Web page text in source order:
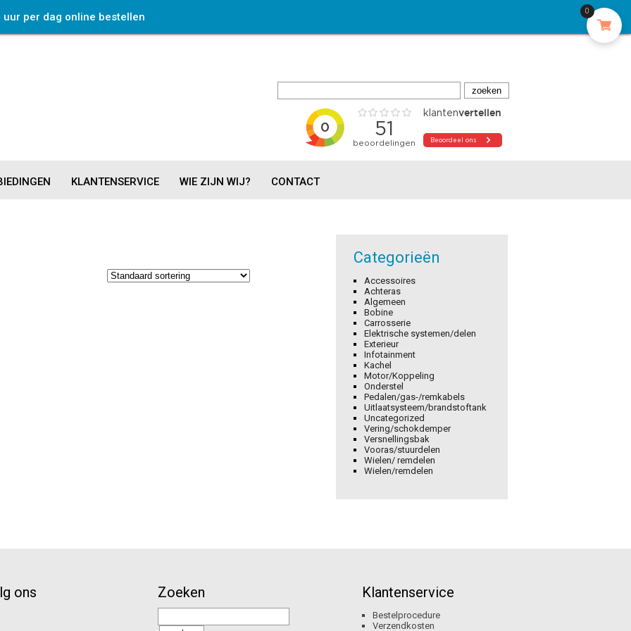
uur per dag online bestellen
KLANTENSERVICE WIE ZIJN WIJ? CONTACT
Categorieën
Accessoires
Achteras
Algemeen
Bobine
Carrosserie
Elektrische systemen/delen
Exterieur
Infotainment
Kachel
Motor/Koppeling
Onderstel
Pedalen/gas-/remkabels
Uitlaatsysteem/brandstoftank
Uncategorized
Vering/schokdemper
Versnellingsbak
Vooras/stuurdelen
Wielen/ remdelen
Wielen/remdelen
ons Zoeken Klantenservice
Bestelprocedure
Verzendkosten
0